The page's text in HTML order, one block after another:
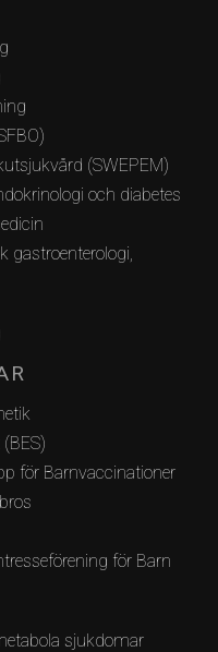
(SWEPEM)
och diabetes
gastroenterologi,
för Barnvaccinationer
för Barn
sjukdomar